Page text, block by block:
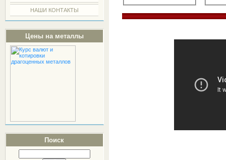
НАШИ КОНТАКТЫ
Цены на металлы
Поиск